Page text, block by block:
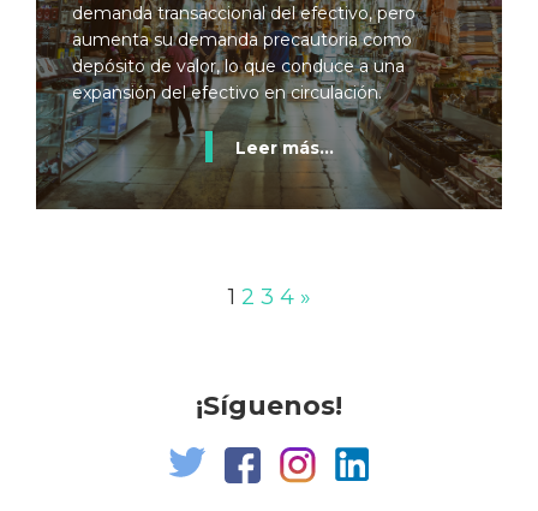
demanda transaccional del efectivo, pero
aumenta su demanda precautoria como
depósito de valor, lo que conduce a una
expansión del efectivo en circulación.
Leer más...
1 2 3 4 »
¡Síguenos!